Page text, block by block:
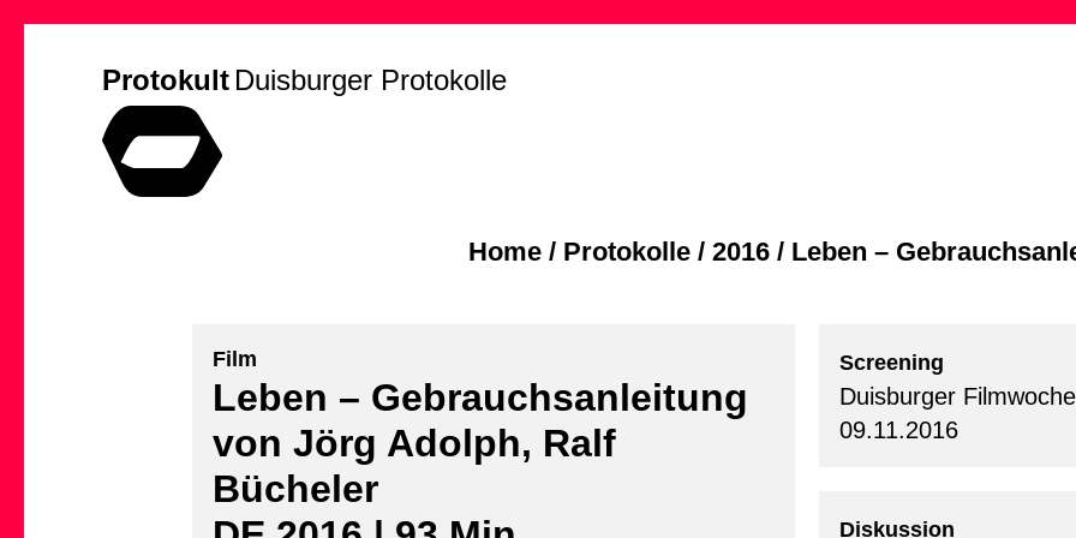
Protokult Duisburger Protokolle
Home / Protokolle / 2016 / Leben –
Film
Leben – Gebrauchsanleitung
von Jörg Adolph, Ralf
Bücheler
Screening
Duisburger
09.11.2016
Diskussion